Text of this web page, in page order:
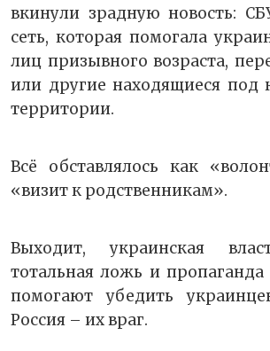
вкинули зрадную новость:
сеть, которая помогала
лиц призывного возраста,
или другие находящиеся под
территории.
Всё обставлялось как
«визит к родственникам».
Выходит, украинская
тотальная ложь и
помогают убедить
Россия – их враг.